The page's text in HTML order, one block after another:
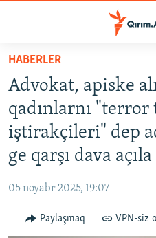
Esas
qaytmaq
Baş
navigatsiyağa
qaytmaq
Qıdıruvğa
HABERLER
SİYASET
İQTİSADİYAT
İNSAN AQLARI
VİDEO
HABERLER
Advokat, apiske
qadınlarnı "terror
iştirakçileri" dep
ge qarşı dava
05 noyabr 2025, 19:07
Paylaşmaq VPN-siz